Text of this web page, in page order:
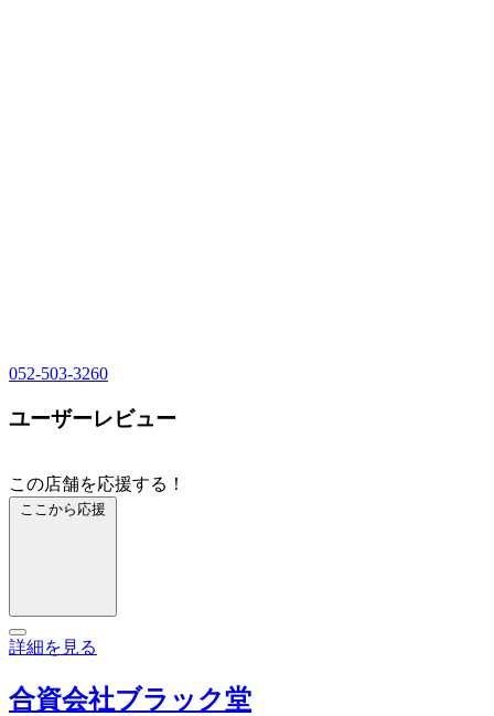
052-503-3260
ユーザーレビュー
この店舗を応援する！
ここから応援
詳細を見る
合資会社ブラック堂